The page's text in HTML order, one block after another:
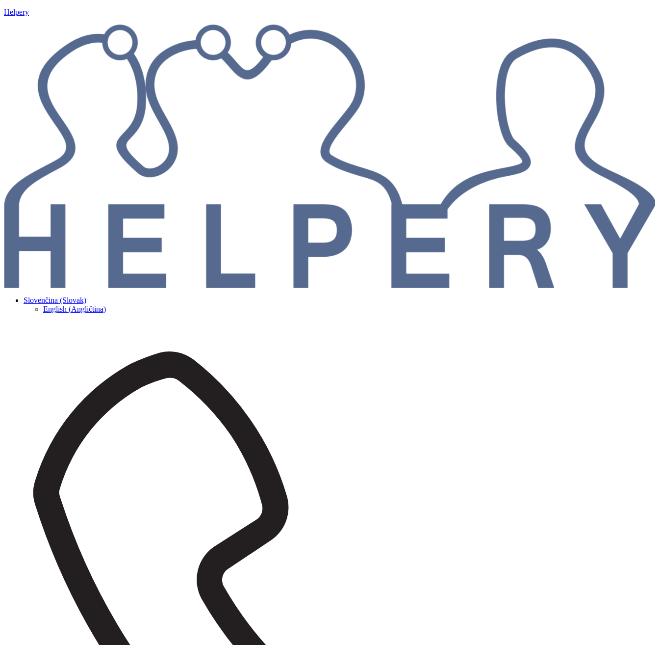
Helpery
Slovenčina (Slovak)
English (Angličtina)